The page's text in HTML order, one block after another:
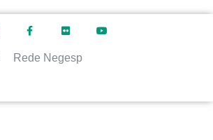
Rede Negesp